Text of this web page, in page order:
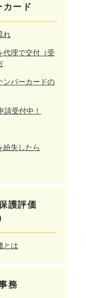
カード
れ
代理で交付（受
ンバーカードの
請受付中！
紛失したら
護評価
とは
務